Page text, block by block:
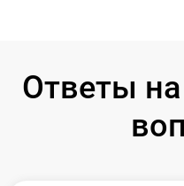
Ответы